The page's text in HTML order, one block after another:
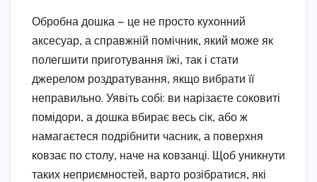
Обробна дошка — це не просто кухонний
аксесуар, а справжній помічник, який може як
полегшити приготування їжі, так і стати
джерелом роздратування, якщо вибрати її
неправильно. Уявіть собі: ви нарізаєте соковиті
помідори, а дошка вбирає весь сік, або ж
намагаєтеся подрібнити часник, а поверхня
ковзає по столу, наче на ковзанці. Щоб уникнути
таких неприємностей, варто розібратися, які